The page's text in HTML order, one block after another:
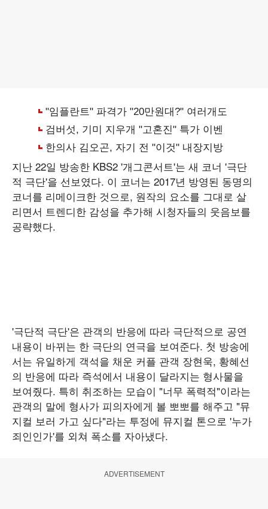
지난 22일 방송한 KBS2 '개그콘서트'는 새 코너 '극단
적 극단'을 선보였다. 이 코너는 2017년 방영된 동명의
코너를 리메이크한 것으로, 원작의 요소를 그대로 살
리면서 트렌디한 감성을 추가해 시청자들의 웃음보를
공략했다.
'극단적 극단'은 관객의 반응에 따라 극단적으로 공연
내용이 바뀌는 한 극단의 연극을 보여준다. 첫 방송에
서는 유일하게 객석을 채운 커플 관객 장현욱, 황혜선
의 반응에 따라 즉석에서 내용이 달라지는 형사물을
보여줬다. 특히 취조하는 모습이 "너무 폭력적"이라는
관객의 말에 형사가 피의자에게 볼 뽀뽀를 해주고 "뮤
지컬 보러 가고 싶다"라는 투정에 뮤지컬 톤으로 '누가
죄인인가'를 외쳐 폭소를 자아냈다.
ADVERTISEMENT